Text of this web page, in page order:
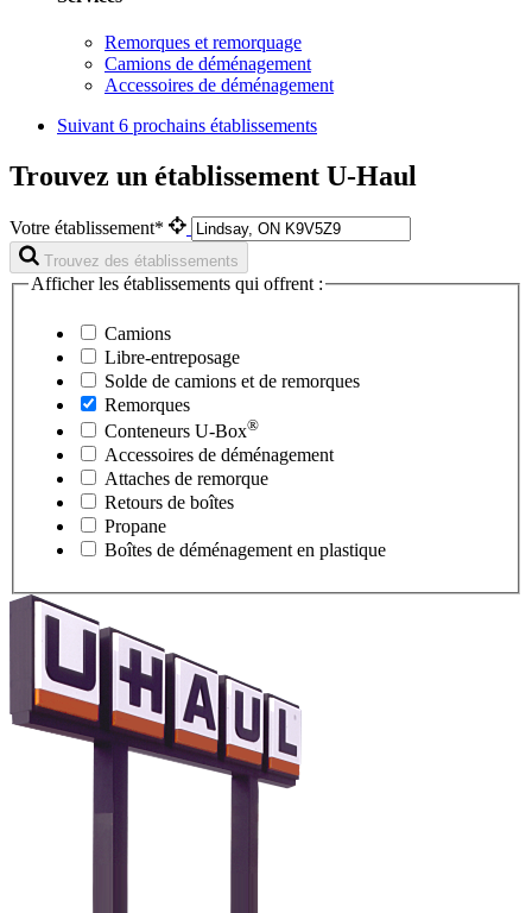
Remorques et remorquage
Camions de déménagement
Accessoires de déménagement
Suivant 6 prochains établissements
Trouvez un établissement U-Haul
Votre établissement*
Trouvez des établissements
Afficher les établissements qui offrent :
Camions
Libre-entreposage
Solde de camions et de remorques
Remorques
Conteneurs U-Box®
Accessoires de déménagement
Attaches de remorque
Retours de boîtes
Propane
Boîtes de déménagement en plastique